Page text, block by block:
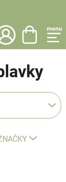
PLAVKY